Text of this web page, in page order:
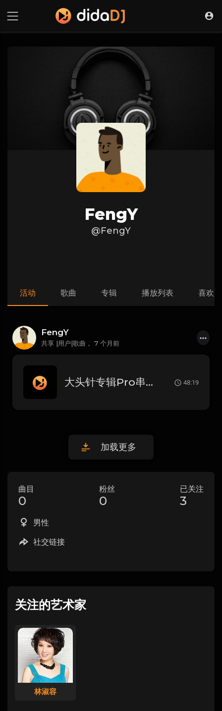
FengY
@FengY
活动 歌曲 专辑 播放列表 喜欢
FengY
共享 |用户|歌曲， 7 个月前
大头针专辑Pro串烧｛信宜DJ小叶Remix2025｝ 48:19
加载更多
曲目
0
粉丝
0
已关注
3
男性
社交链接
关注的艺术家
林淑容